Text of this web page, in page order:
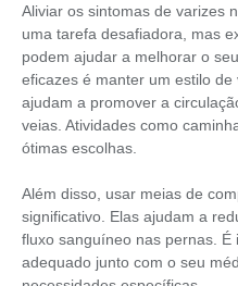
Aliviar os sintomas de varizes
uma tarefa desafiadora, mas
podem ajudar a melhorar o
eficazes é manter um estilo
ajudam a promover a
veias. Atividades como
ótimas escolhas.
Além disso, usar meias de
significativo. Elas ajudam a
fluxo sanguíneo nas pernas.
adequado junto com o seu